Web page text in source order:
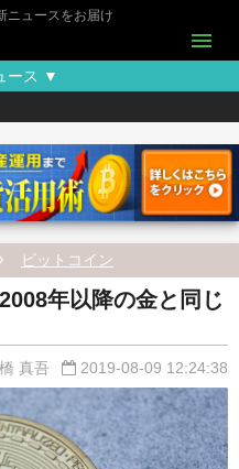
ニュースをお届け
menu
ース ▼
ビットコイン
年以降の金と同じ
真吾 2019-08-09 12:24:38